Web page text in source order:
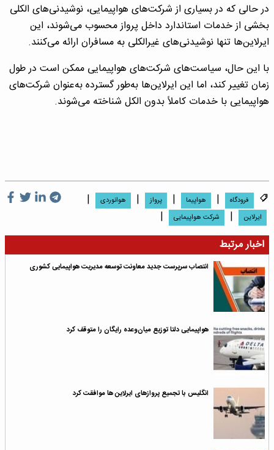
در حالی که در بسیاری از شرکت‌های هواپیمایی، نوشیدنی‌های الکلی
بخشی از خدمات استاندارد داخل پرواز محسوب می‌شوند، این
ایرلاین‌ها تنها نوشیدنی‌های غیرالکلی به مسافران ارائه می‌کنند.
با این حال، سیاست‌های شرکت‌های هواپیمایی ممکن است در طول
زمان تغییر کند، اما این ایرلاین‌ها به‌طور گسترده به‌عنوان شرکت‌های
هواپیمایی با خدمات کاملاً بدون الکل شناخته می‌شوند.
فرودگاه | هواپیما | پرواز | هوانوردی |
ایرلاین | شرکت هواپیمایی
|
اخبار مرتبط
انتصاب سرپرست جدید معاونت توسعه مدیریت هواپیمایی کشوری
هواپیمایی دلتا توزیع میان‌وعده رایگان را متوقف کرد
انگلیس با تجمیع پروازهای ایرلاین ها موافقت کرد